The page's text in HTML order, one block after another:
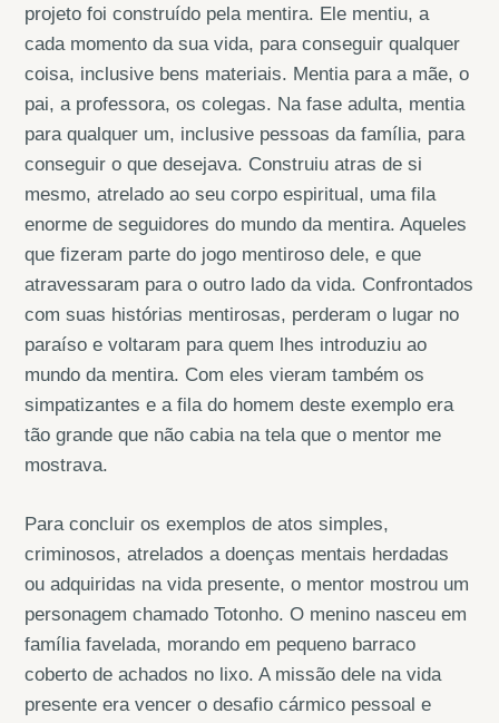
projeto foi construído pela mentira. Ele mentiu, a
cada momento da sua vida, para conseguir qualquer
coisa, inclusive bens materiais. Mentia para a mãe, o
pai, a professora, os colegas. Na fase adulta, mentia
para qualquer um, inclusive pessoas da família, para
conseguir o que desejava. Construiu atras de si
mesmo, atrelado ao seu corpo espiritual, uma fila
enorme de seguidores do mundo da mentira. Aqueles
que fizeram parte do jogo mentiroso dele, e que
atravessaram para o outro lado da vida. Confrontados
com suas histórias mentirosas, perderam o lugar no
paraíso e voltaram para quem lhes introduziu ao
mundo da mentira. Com eles vieram também os
simpatizantes e a fila do homem deste exemplo era
tão grande que não cabia na tela que o mentor me
mostrava.
Para concluir os exemplos de atos simples,
criminosos, atrelados a doenças mentais herdadas
ou adquiridas na vida presente, o mentor mostrou um
personagem chamado Totonho. O menino nasceu em
família favelada, morando em pequeno barraco
coberto de achados no lixo. A missão dele na vida
presente era vencer o desafio cármico pessoal e